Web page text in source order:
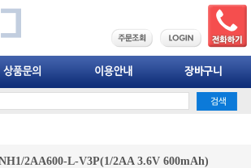
2AA600-L-V3P(1/2AA 3.6V 600mAh)